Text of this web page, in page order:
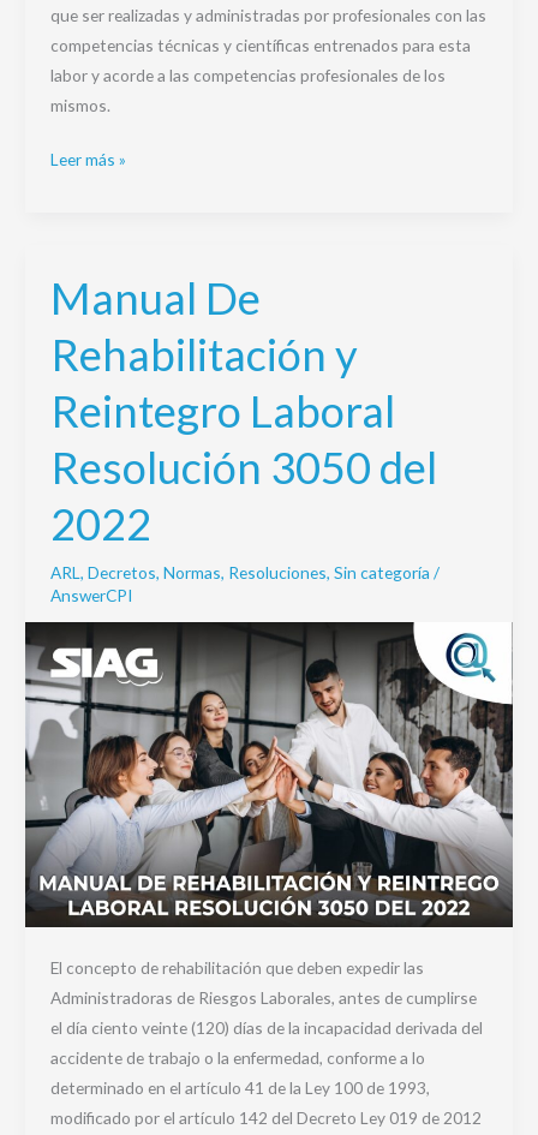
que ser realizadas y administradas por profesionales con las
competencias técnicas y científicas entrenados para esta
labor y acorde a las competencias profesionales de los
mismos.
Leer más »
Manual De
Rehabilitación y
Reintegro Laboral
Resolución 3050 del
2022
ARL, Decretos, Normas, Resoluciones, Sin categoría /
AnswerCPI
El concepto de rehabilitación que deben expedir las
Administradoras de Riesgos Laborales, antes de cumplirse
el día ciento veinte (120) días de la incapacidad derivada del
accidente de trabajo o la enfermedad, conforme a lo
determinado en el artículo 41 de la Ley 100 de 1993,
modificado por el artículo 142 del Decreto Ley 019 de 2012
Manual
De
Rehabilitación
y
Reintegro
Laboral
Resolución
del